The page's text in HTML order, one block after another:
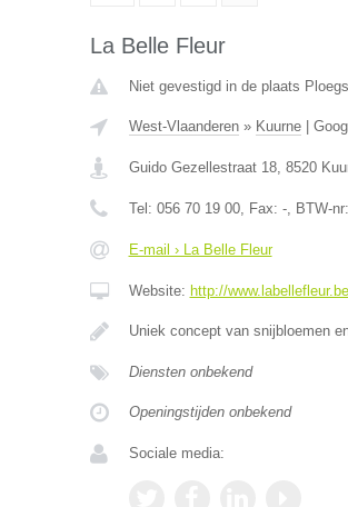
La Belle Fleur
Niet gevestigd in de plaats
West-Vlaanderen» Kuurne|
Guido Gezellestraat 18, 8520
Tel: 056 70 19 00, Fax: -, BTW-nr:
E-mail › La Belle Fleur
Website: http://www.labellefleur.be
Uniek concept van snijbloemen
Diensten onbekend
Openingstijden onbekend
Sociale media: